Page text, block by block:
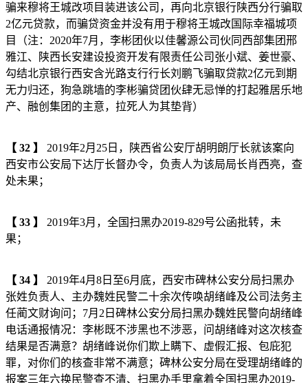
骗来穆将王城改项目装进该公司，再向北京银行陕西分行骗取
2亿元贷款，而骗贷资金并没有用于穆将王城改国际幸福城项
目（注：2020年7月，李彬团伙以佳馨源公司伙同西部集团邢
雅江、陕西长安建设投资开发有限责任公司张小斌、姜世豪、
勾结北京银行西安含光路支行行长刘鹏飞骗取贷款2亿元到期
无力归还，狗急跳墙的李彬骗贷团伙肆无忌惮的打起雅居乐地
产、融创集团的主意，拉死人为其垫背）
【 32 】
2019年2月25日，陕西省公安厅胡明朗厅长就该案向
西安市公安局下达厅长督办令，负责人为该局局长肖西亮，查
处未果；
【 33 】
2019年3月，全国扫黑办2019-829号公函批转，未
果；
【 34 】
2019年4月8日至6月底，西安市碑林公安分局扫黑办
张姓负责人、主办魏姓民警二十余次传唤胡绪峰及公司法务主
任蔺文财询问；7月2日碑林公安分局扫黑办魏姓民警向胡绪峰
电话通报情况：李彬既不涉黑也不涉恶，问胡绪峰对这次核查
结果是否满意？胡绪峰说你们欺上瞒下、虚假汇报、包庇犯
罪，对你们的核查非常不满意；碑林公安分局在受理胡绪峰的
报案三年六换民警查不清、扫黑办手里拿着全国扫黑办2019-